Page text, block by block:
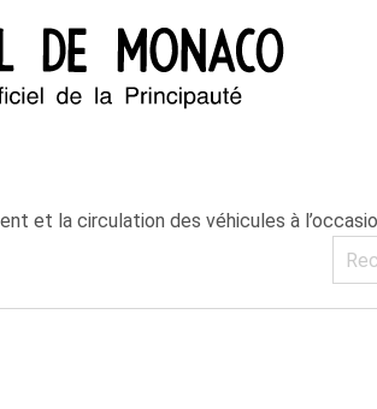
et la circulation des véhicules à